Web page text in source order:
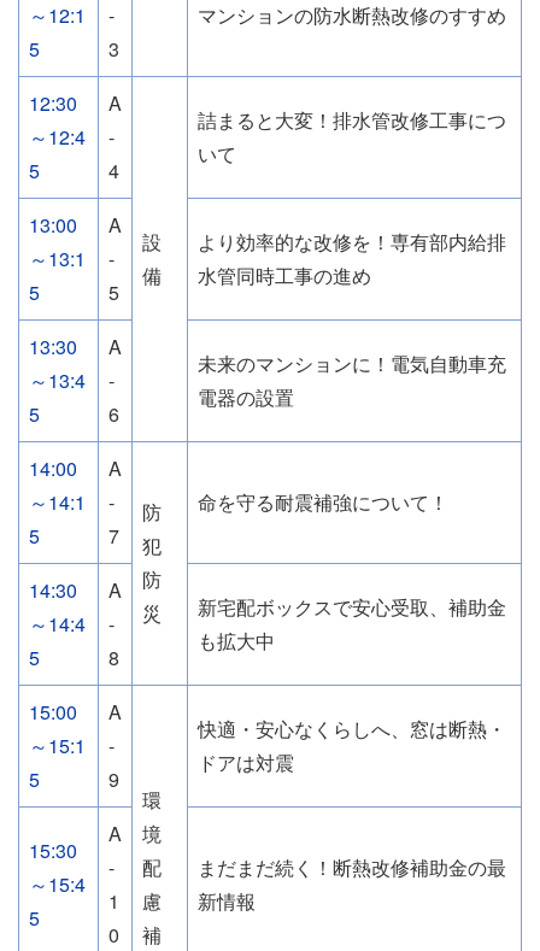
～12:1
5
-
3
マンションの防水断熱改修のすすめ
12:30
～12:4
5
A
-
4
設
備
詰まると大変！排水管改修工事につ
いて
13:00
～13:1
5
A
-
5
より効率的な改修を！専有部内給排
水管同時工事の進め
13:30
～13:4
5
A
-
6
未来のマンションに！電気自動車充
電器の設置
14:00
～14:1
5
A
-
7
防
犯
防
災
命を守る耐震補強について！
14:30
～14:4
5
A
-
8
新宅配ボックスで安心受取、補助金
も拡大中
15:00
～15:1
5
A
-
9
環
境
配
慮
補
快適・安心なくらしへ、窓は断熱・
ドアは対震
15:30
～15:4
5
A
-
1
0
まだまだ続く！断熱改修補助金の最
新情報